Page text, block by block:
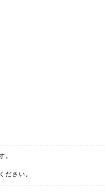
。
ださい。